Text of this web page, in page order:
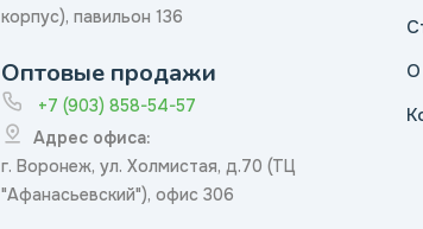
корпус), павильон 136
Оптовые продажи
+7 (903) 858-54-57
Адрес офиса:
г. Воронеж, ул. Холмистая, д.70 (ТЦ
"Афанасьевский"), офис 306
О